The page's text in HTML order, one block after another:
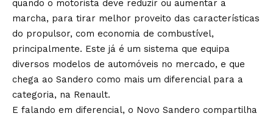
quando o motorista deve reduzir ou aumentar a
marcha, para tirar melhor proveito das características
do propulsor, com economia de combustível,
principalmente. Este já é um sistema que equipa
diversos modelos de automóveis no mercado, e que
chega ao Sandero como mais um diferencial para a
categoria, na Renault.
E falando em diferencial, o Novo Sandero compartilha